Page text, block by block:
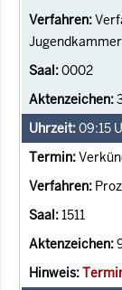
Jugendkammer
0002
09:15
1511